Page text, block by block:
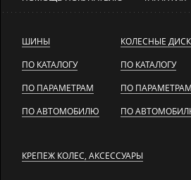
ШИНЫ
ПО КАТАЛОГУ
ПО ПАРАМЕТРАМ
ПО АВТОМОБИЛЮ
КОЛЕСНЫЕ
ПО КАТАЛОГУ
ПО ПАРАМЕТРАМ
ПО
КРЕПЕЖ КОЛЕС, АКСЕССУАРЫ